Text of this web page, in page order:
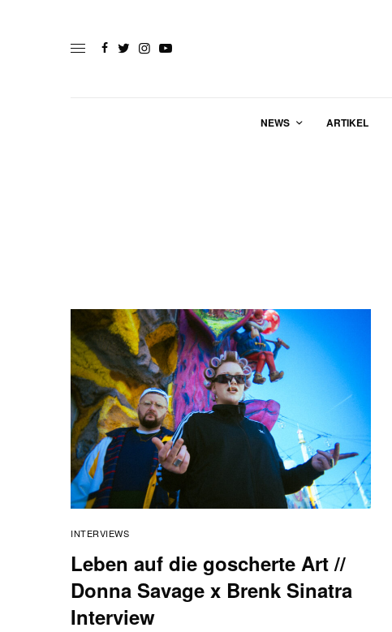
NEWS ARTIKEL
INTERVIEWS
Leben auf die goscherte Art //
Donna Savage x Brenk Sinatra
Interview